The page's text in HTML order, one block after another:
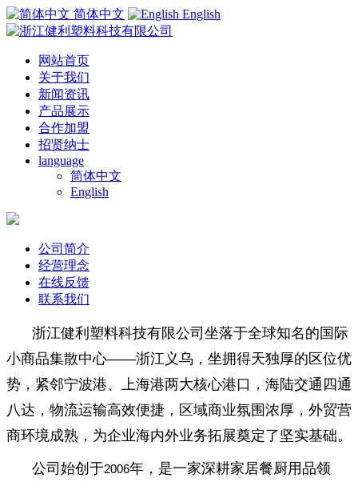
简体中文 English
网站首页
关于我们
新闻资讯
产品展示
合作加盟
招贤纳士
language
简体中文
English
公司简介
经营理念
在线反馈
联系我们
浙江健利塑料科技有限公司坐落于全球知名的国际
小商品集散中心——浙江义乌，坐拥得天独厚的区位优
势，紧邻宁波港、上海港两大核心港口，海陆交通四通
八达，物流运输高效便捷，区域商业氛围浓厚，外贸营
商环境成熟，为企业海内外业务拓展奠定了坚实基础。
公司始创于2006年，是一家深耕家居餐厨用品领